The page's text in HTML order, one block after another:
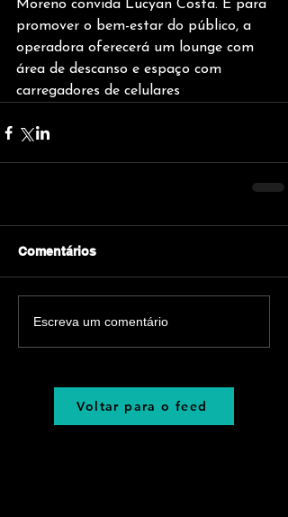
Moreno convida Lucyan Costa. E para
promover o bem-estar do público, a
operadora oferecerá um lounge com
área de descanso e espaço com
carregadores de celulares
Comentários
Escreva um comentário
Voltar para o feed